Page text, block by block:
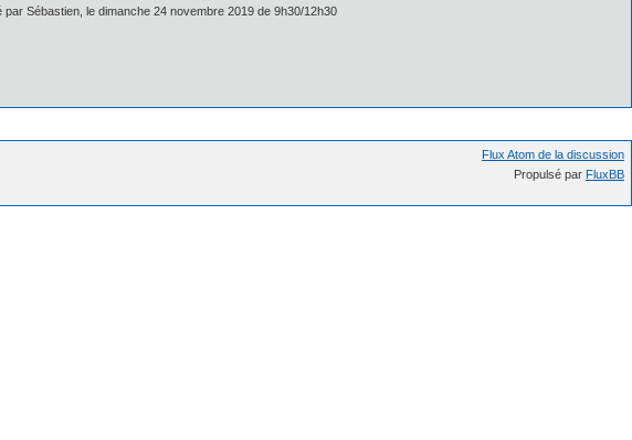
Sébastien, le dimanche 24 novembre 2019 de 9h30/12h30
Flux Atom de la discussion
Propulsé par FluxBB